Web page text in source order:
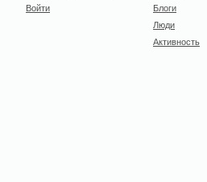
Войти
Блоги
Люди
Активность